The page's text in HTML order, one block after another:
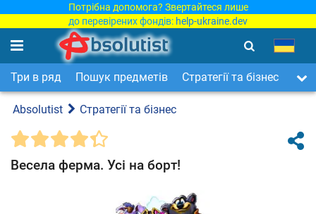
Потрібна допомога? Звертайтеся лише
до перевірених фондів: help-ukraine.dev
Три в ряд Пошук предметів Стратегії та бізнес
Absolutist Стратегії та бізнес
Весела ферма. Усі на борт!